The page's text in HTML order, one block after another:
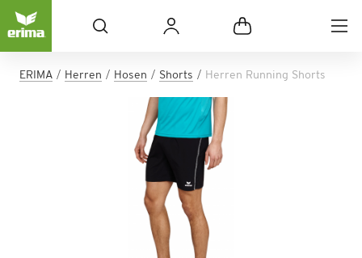
ERIMA Herren Hosen Shorts Herren Running Shorts